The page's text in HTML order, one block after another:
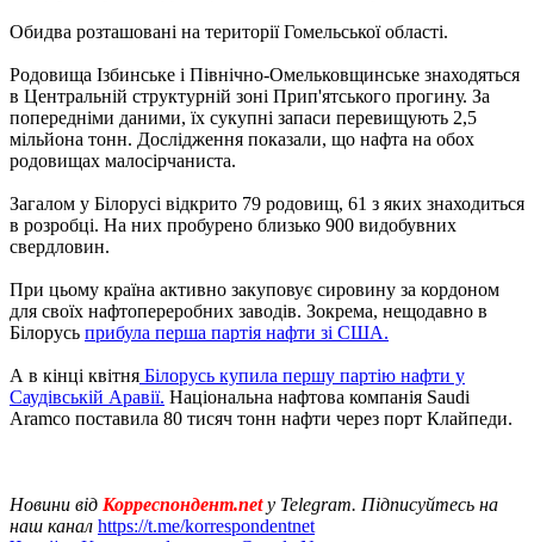
Обидва розташовані на території Гомельської області.
Родовища Ізбинське і Північно-Омельковщинське знаходяться
в Центральній структурній зоні Прип'ятського прогину. За
попередніми даними, їх сукупні запаси перевищують 2,5
мільйона тонн. Дослідження показали, що нафта на обох
родовищах малосірчаниста.
Загалом у Білорусі відкрито 79 родовищ, 61 з яких знаходиться
в розробці. На них пробурено близько 900 видобувних
свердловин.
При цьому країна активно закуповує сировину за кордоном
для своїх нафтопереробних заводів. Зокрема, нещодавно в
Білорусь прибула перша партія нафти зі США.
А в кінці квітня Білорусь купила першу партію нафти у
Саудівській Аравії. Національна нафтова компанія Saudi
Aramco поставила 80 тисяч тонн нафти через порт Клайпеди.
Новини від Корреспондент.net у Telegram. Підписуйтесь на
наш канал https://t.me/korrespondentnet